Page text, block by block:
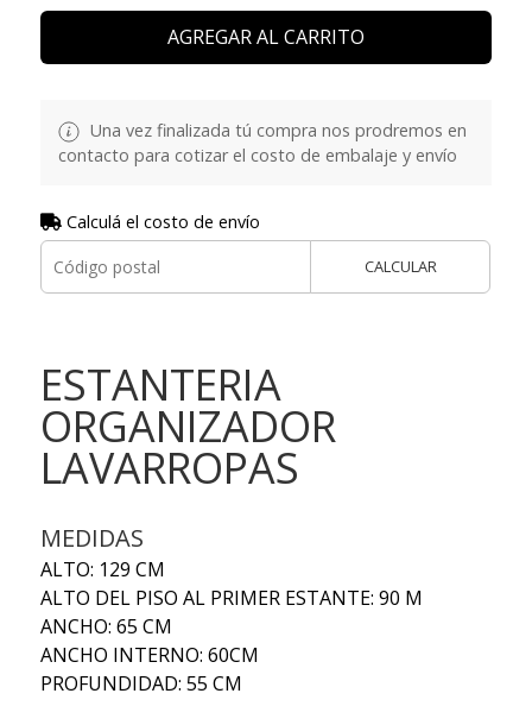
AGREGAR AL CARRITO
Una vez finalizada tú compra nos prodremos en
contacto para cotizar el costo de embalaje y envío
Calculá el costo de envío
CALCULAR
ESTANTERIA
ORGANIZADOR
LAVARROPAS
MEDIDAS
ALTO: 129 CM
ALTO DEL PISO AL PRIMER ESTANTE: 90 M
ANCHO: 65 CM
ANCHO INTERNO: 60CM
PROFUNDIDAD: 55 CM